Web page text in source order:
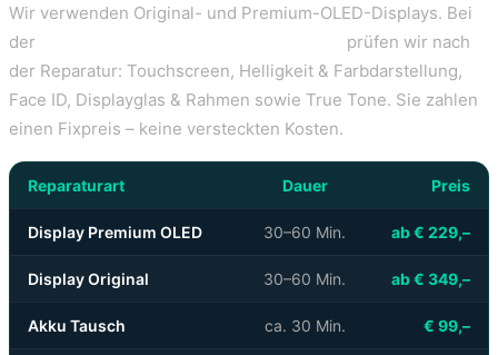
Wir verwenden Original- und Premium-OLED-Displays. Bei
der
prüfen wir nach
der Reparatur: Touchscreen, Helligkeit & Farbdarstellung,
Face ID, Displayglas & Rahmen sowie True Tone. Sie zahlen
einen Fixpreis – keine versteckten Kosten.
Reparaturart Dauer Preis
Display Premium OLED 30–60 Min. ab € 229,–
Display Original 30–60 Min. ab € 349,–
Akku Tausch ca. 30 Min. € 99,–